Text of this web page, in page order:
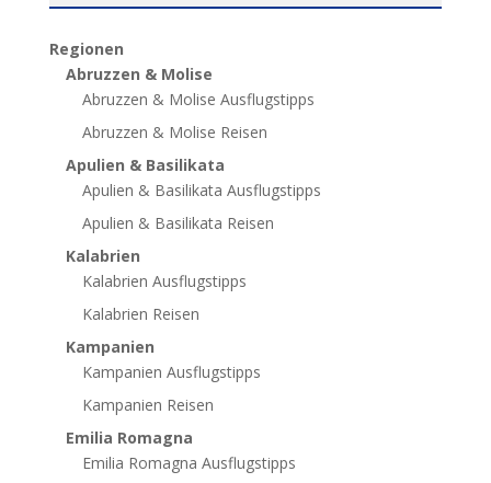
Regionen
Abruzzen & Molise
Abruzzen & Molise Ausflugstipps
Abruzzen & Molise Reisen
Apulien & Basilikata
Apulien & Basilikata Ausflugstipps
Apulien & Basilikata Reisen
Kalabrien
Kalabrien Ausflugstipps
Kalabrien Reisen
Kampanien
Kampanien Ausflugstipps
Kampanien Reisen
Emilia Romagna
Emilia Romagna Ausflugstipps